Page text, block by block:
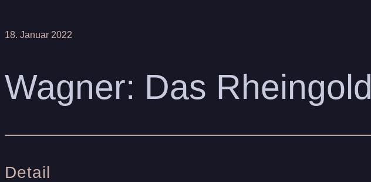
18. Januar 2022
Wagner: Das Rheingold
Detail